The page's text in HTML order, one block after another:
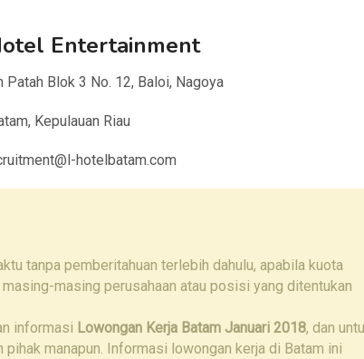
Entertainment
Patah Blok 3 No. 12, Baloi, Nagoya
Kepulauan Riau
hotelbatam.com
tanpa pemberitahuan terlebih dahulu, apabila kuota
masing perusahaan atau posisi yang ditentukan
informasi Lowongan Kerja Batam Januari 2018, dan
manapun. Informasi lowongan kerja di Batam ini